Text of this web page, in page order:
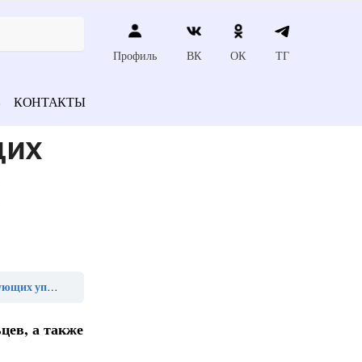
Профиль ВК ОК ТГ
КОНТАКТЫ
исключают»
а также